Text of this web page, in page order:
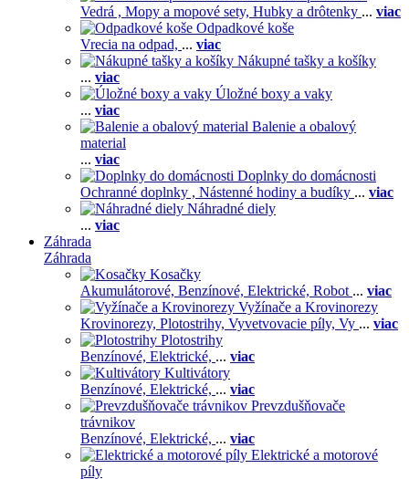
Vedrá , Mopy a mopové sety, Hubky a drôtenky ... viac
Odpadkové koše
Vrecia na odpad, ... viac
Nákupné tašky a košíky
... viac
Úložné boxy a vaky
... viac
Balenie a obalový
material
... viac
Doplnky do domácnosti
Ochranné doplnky , Nástenné hodiny a budíky ... viac
Náhradné diely
... viac
Záhrada
Záhrada
Kosačky
Akumulátorové, Benzínové, Elektrické, Robot ... viac
Vyžínače a Krovinorezy
Krovinorezy, Plotostrihy, Vyvetvovacie píly, Vy ... viac
Plotostrihy
Benzínové, Elektrické, ... viac
Kultivátory
Benzínové, Elektrické, ... viac
Prevzdušňovače
trávnikov
Benzínové, Elektrické, ... viac
Elektrické a motorové
píly